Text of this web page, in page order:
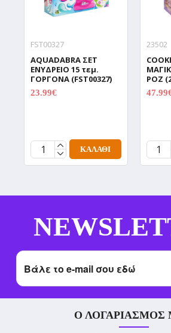
FST00327
AQUADABRA ΣΕΤ
ΕΝΥΔΡΕΙΟ 15 τεμ.
ΓΟΡΓΟΝΑ (FST00327)
23.99€
ΚΑΛΆΘΙ
23502
ΡΟΖ
Ο ΛΟΓΑΡΙΑΣΜΌΣ